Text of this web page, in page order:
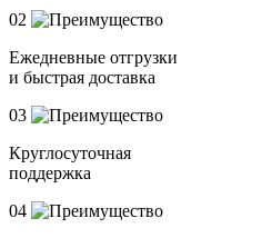
02
Ежедневные отгрузки
и быстрая доставка
03
Круглосуточная
поддержка
04